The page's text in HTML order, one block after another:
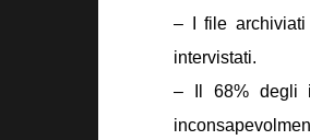
– I file archiviati
intervistati.
– Il 68% degli